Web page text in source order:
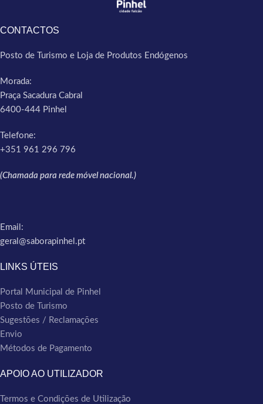
CONTACTOS
Posto de Turismo e Loja de Produtos Endógenos
Morada:
Praça Sacadura Cabral
6400-444 Pinhel
Telefone:
+351 961 296 796
(Chamada para rede móvel nacional.)
Email:
geral@saborapinhel.pt
LINKS ÚTEIS
Portal Municipal de Pinhel
Posto de Turismo
Sugestões / Reclamações
Envio
Métodos de Pagamento
APOIO AO UTILIZADOR
Termos e Condições de Utilização